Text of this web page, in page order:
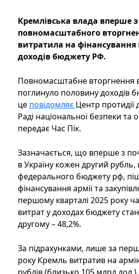
Кремлівська влада вперше
повномасштабного
витратила на
доходів бюджету РФ.
Повномасштабне вторгнення
поглинуло половину доходів
це повідомляє Центр протидії
Раді національної безпеки та
передає Час Пік.
Зазначається, що вперше з
в Україну кожен другий
федерального бюджету рф,
фінансування армії та
першому кварталі 2025 року
витрат у доходах бюджету
другому – 48,2%.
За підрахунками, лише за
року Кремль витратив на